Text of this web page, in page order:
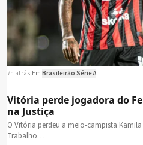
7h atrás Em Brasileirão Série A
Vitória perde jogadora do
na Justiça
O Vitória perdeu a meio-campista
Trabalho…